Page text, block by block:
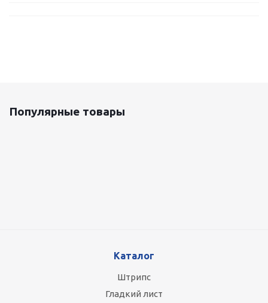
Популярные товары
Каталог
Штрипс
Гладкий лист